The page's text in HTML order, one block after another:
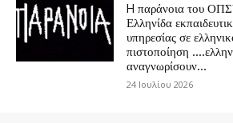
H παράνοια του
Ελληνίδα
υπηρεσίας σε
πιστοποίηση
αναγνωρίσουν...
24 Ιουλίου 2026